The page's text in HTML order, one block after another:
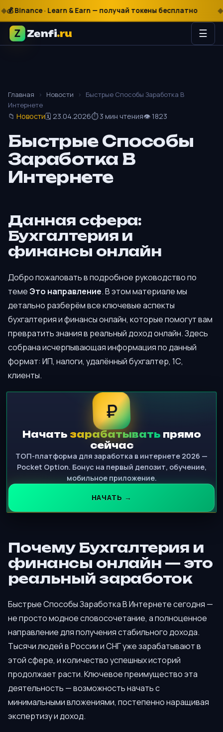
$
€· Learn & Earn — получай токены бесплатно 🎰
Zenfi.ru ☰
Главная › Новости ›
Быстрые Способы Заработка В
Интернете
📁 Новости🗓 23.04.2026⏱ 3 мин чтения👁 1823
Быстрые Способы
Заработка В
Интернете
Данная сфера:
Бухгалтерия и
финансы онлайн
Добро пожаловать в подробное руководство по
темеЭто направление. В этом материале мы
детально разберём все ключевые аспекты
бухгалтерия и финансы онлайн, которые помогут вам
превратить знания в реальный доход онлайн. Здесь
собрана исчерпывающая информация по данный
формат: ИП, налоги, удалённый бухгалтер, 1С,
клиенты.
₽
Начать зарабатывать прямо
сейчас
ТОП-платформа для заработка в интернете 2026 —
Pocket Option. Бонус на первый депозит, обучение,
мобильное приложение.
НАЧАТЬ →
Почему Бухгалтерия и
финансы онлайн — это
реальный заработок
Быстрые Способы Заработка В Интернете сегодня —
не просто модное словосочетание, а полноценное
направление для получения стабильного дохода.
Тысячи людей в России и СНГ уже зарабатывают в
этой сфере, и количество успешных историй
продолжает расти. Ключевое преимущество эта
деятельность — возможность начать с
минимальными вложениями, постепенно наращивая
экспертизу и доход.